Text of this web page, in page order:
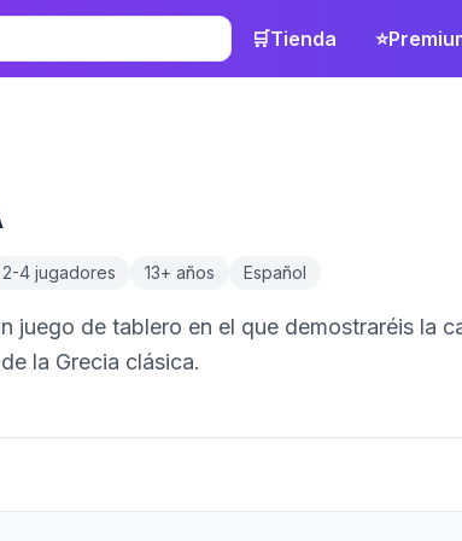
🛒Tienda ⭐
2-4 jugadores 13+ años Español
juego de tablero en el que demostraréis la
la Grecia clásica.